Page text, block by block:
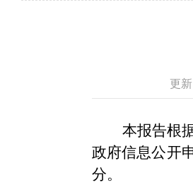
更
本报告根
政府信息公开
分。